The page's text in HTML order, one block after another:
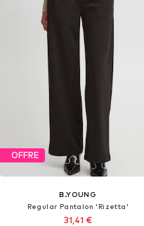
OFFRE
B.YOUNG
Regular Pantalon 'Rizetta'
31,41 €